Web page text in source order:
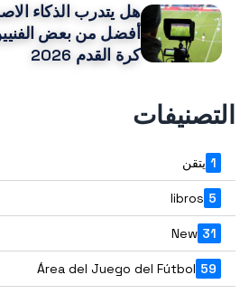
هل يتدرب الذكاء
أفضل من بعض
كرة القدم 2026
التصنيفات
يتقن 1
libros 5
New 31
Área del Juego del Fútbol 59